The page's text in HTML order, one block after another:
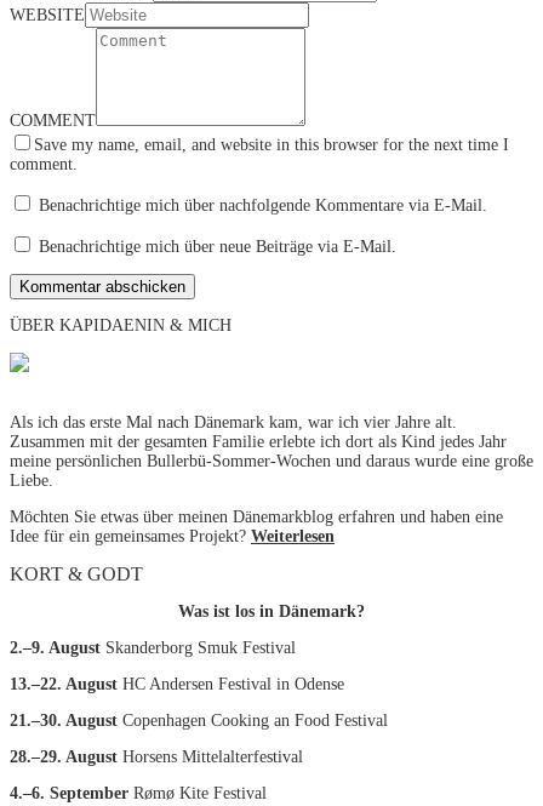
WEBSITE
COMMENT
Save my name, email, and website in this browser for the next time I
comment.
Benachrichtige mich über nachfolgende Kommentare via E-Mail.
Benachrichtige mich über neue Beiträge via E-Mail.
ÜBER KAPIDAENIN & MICH
Als ich das erste Mal nach Dänemark kam, war ich vier Jahre alt.
Zusammen mit der gesamten Familie erlebte ich dort als Kind jedes Jahr
meine persönlichen Bullerbü-Sommer-Wochen und daraus wurde eine große
Liebe.
Möchten Sie etwas über meinen Dänemarkblog erfahren und haben eine
Idee für ein gemeinsames Projekt? Weiterlesen
KORT & GODT
Was ist los in Dänemark?
2.–9. August Skanderborg Smuk Festival
13.–22. August HC Andersen Festival in Odense
21.–30. August Copenhagen Cooking an Food Festival
28.–29. August Horsens Mittelalterfestival
4.–6. September Rømø Kite Festival